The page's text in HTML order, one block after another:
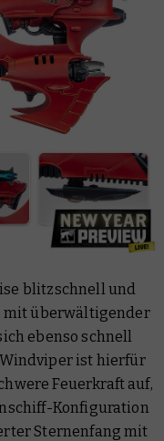
blitzschnell und
mit überwältigender
ebenso schnell
ist hierfür
Feuerkraft auf,
Konfiguration
Sternenfang mit